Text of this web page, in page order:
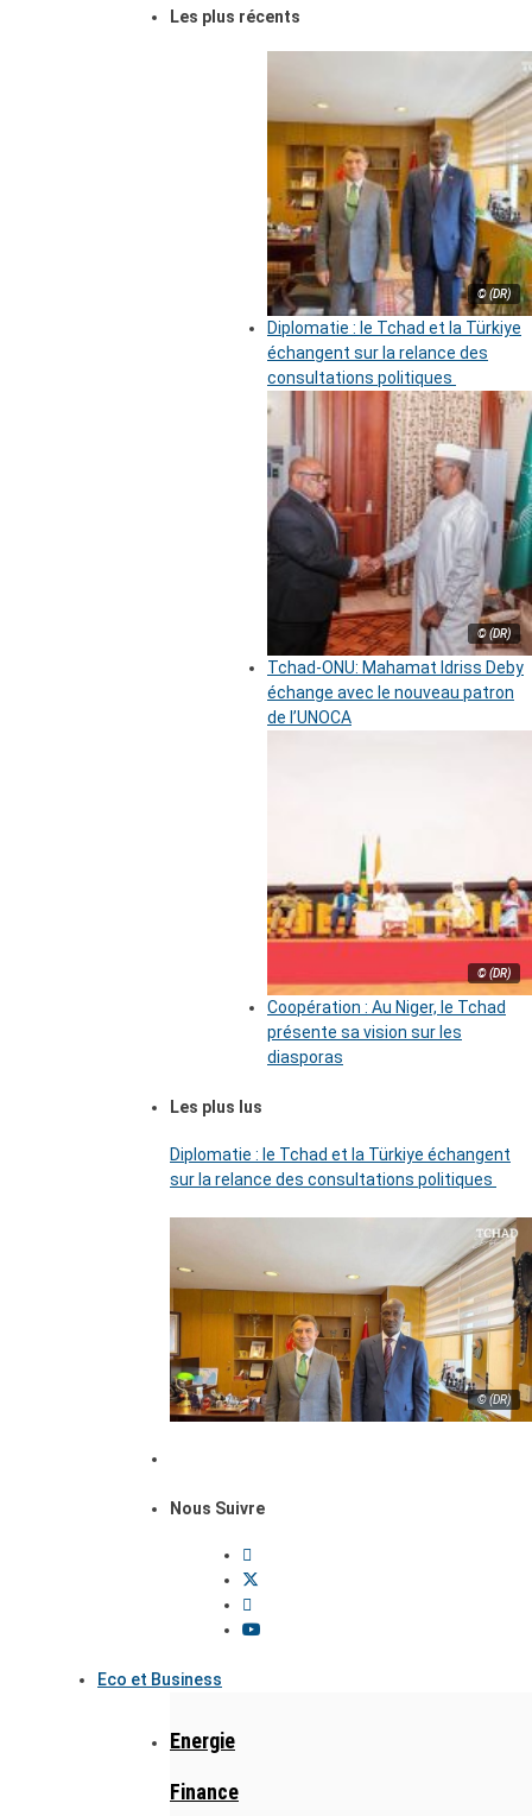
Les plus récents
© (DR)
Diplomatie : le Tchad et la Türkiye
échangent sur la relance des
consultations politiques
© (DR)
Tchad-ONU: Mahamat Idriss Deby
échange avec le nouveau patron
de l’UNOCA
© (DR)
Coopération : Au Niger, le Tchad
présente sa vision sur les
diasporas
Les plus lus
Diplomatie : le Tchad et la Türkiye échangent
sur la relance des consultations politiques
© (DR)
Nous Suivre
Eco et Business
Energie
Finance